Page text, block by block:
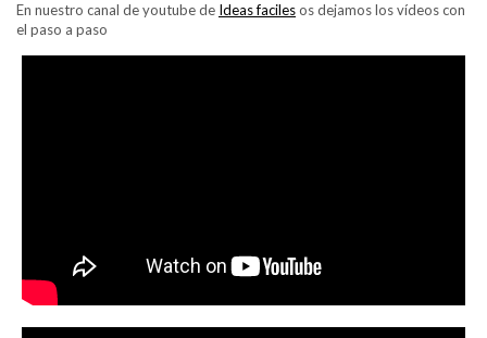
En nuestro canal de youtube de Ideas facilesos dejamos los vídeos con
el paso a paso